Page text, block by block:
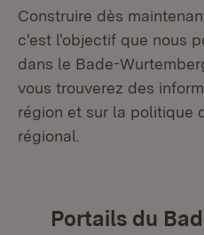
Construire dès
c'est l'objectif que nous
dans le Bade-
vous trouverez des
région et sur la politique
régional.
Portails du